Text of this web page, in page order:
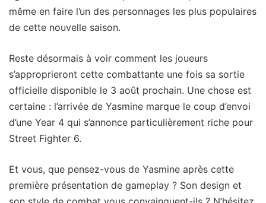
même en faire l’un des personnages les plus populaires
de cette nouvelle saison.
Reste désormais à voir comment les joueurs
s’approprieront cette combattante une fois sa sortie
officielle disponible le 3 août prochain. Une chose est
certaine : l’arrivée de Yasmine marque le coup d’envoi
d’une Year 4 qui s’annonce particulièrement riche pour
Street Fighter 6.
Et vous, que pensez-vous de Yasmine après cette
première présentation de gameplay ? Son design et